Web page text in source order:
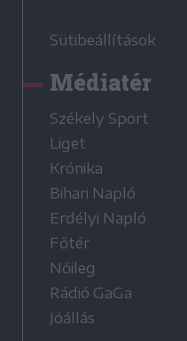
Sütibeállítások
Médiatér
Székely Sport
Liget
Krónika
Bihari Napló
Erdélyi Napló
Főtér
Nőileg
Rádió GaGa
Jóállás